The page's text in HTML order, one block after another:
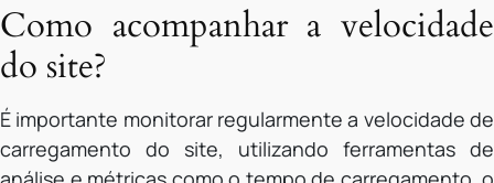
Como acompanhar a velocidade
do site?
É importante monitorar regularmente a velocidade de
carregamento do site, utilizando ferramentas de